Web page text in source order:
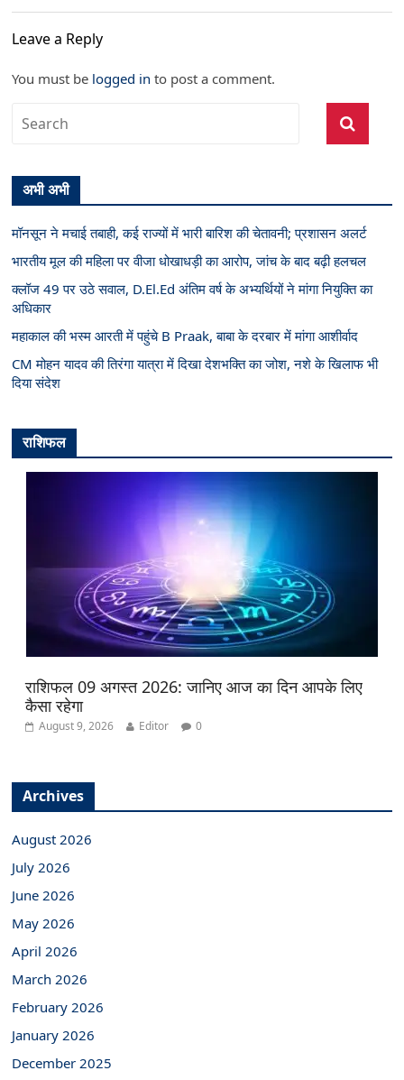
Leave a Reply
You must be logged in to post a comment.
अभी अभी
मॉनसून ने मचाई तबाही, कई राज्यों में भारी बारिश की चेतावनी; प्रशासन अलर्ट
भारतीय मूल की महिला पर वीजा धोखाधड़ी का आरोप, जांच के बाद बढ़ी हलचल
क्लॉज 49 पर उठे सवाल, D.El.Ed अंतिम वर्ष के अभ्यर्थियों ने मांगा नियुक्ति का
अधिकार
महाकाल की भस्म आरती में पहुंचे B Praak, बाबा के दरबार में मांगा आशीर्वाद
CM मोहन यादव की तिरंगा यात्रा में दिखा देशभक्ति का जोश, नशे के खिलाफ भी
दिया संदेश
राशिफल
राशिफल 09 अगस्त 2026: जानिए आज का दिन आपके लिए
कैसा रहेगा
August 9, 2026 Editor 0
Archives
August 2026
July 2026
June 2026
May 2026
April 2026
March 2026
February 2026
January 2026
December 2025